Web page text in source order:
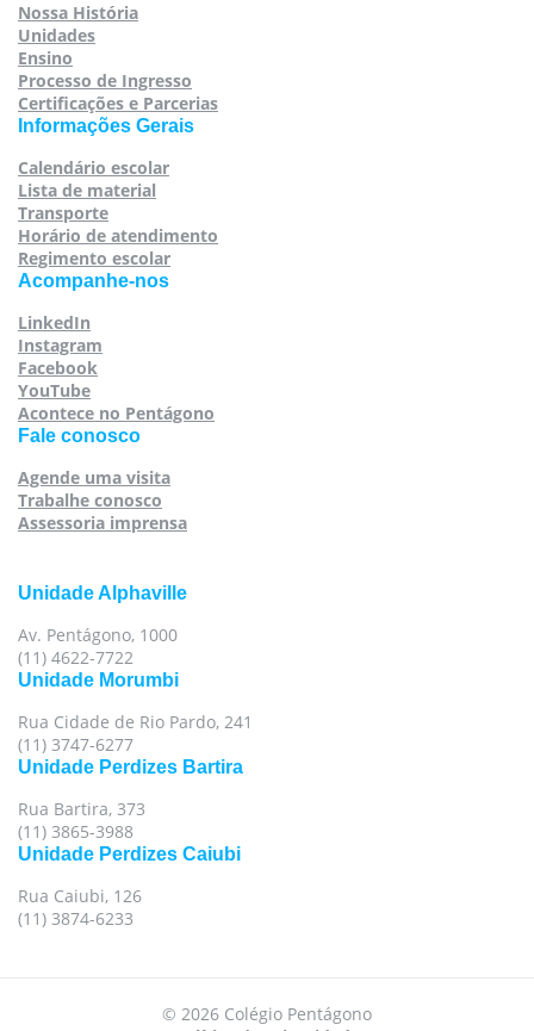
Nossa História
Unidades
Ensino
Processo de Ingresso
Certificações e Parcerias
Informações Gerais
Calendário escolar
Lista de material
Transporte
Horário de atendimento
Regimento escolar
Acompanhe-nos
LinkedIn
Instagram
Facebook
YouTube
Acontece no Pentágono
Fale conosco
Agende uma visita
Trabalhe conosco
Assessoria imprensa
Unidade Alphaville
Av. Pentágono, 1000
(11) 4622-7722
Unidade Morumbi
Rua Cidade de Rio Pardo, 241
(11) 3747-6277
Unidade Perdizes Bartira
Rua Bartira, 373
(11) 3865-3988
Unidade Perdizes Caiubi
Rua Caiubi, 126
(11) 3874-6233
© 2026 Colégio Pentágono
Para oferecer uma melhor experiência, utilizamos